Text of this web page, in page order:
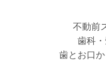
不動前
歯科
歯とお口